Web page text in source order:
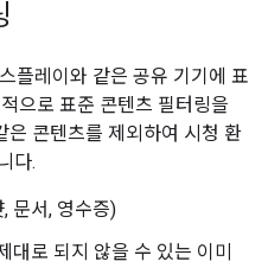
플레이와 같은 공유 기기에 표
으로 표준 콘텐츠 필터링을
은 콘텐츠를 제외하여 시청 환
다.
문서, 영수증)
대로 되지 않을 수 있는 이미